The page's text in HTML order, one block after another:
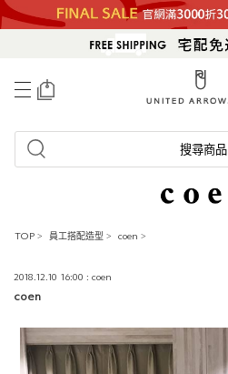
搜尋商品
TOP > 員工搭配造型 > coen >
2018.12.10 16:00 : coen
coen